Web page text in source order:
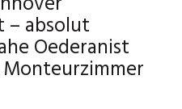
absolut
Oederanist